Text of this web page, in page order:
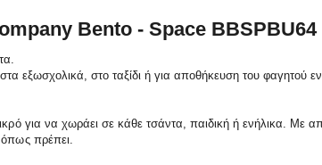
Bento - Space BBSPBU64
εξωσχολικά, στο ταξίδι ή για αποθήκευση του φαγητού
για να χωράει σε κάθε τσάντα, παιδική ή ενήλικα. Με
πρέπει.